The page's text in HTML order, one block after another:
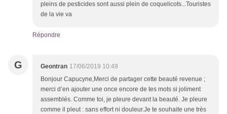
pleins de pesticides sont aussi plein de coquelicots...Touristes
de la vie va
Répondre
G Geontran 17/06/2019 10:49
Bonjour Capucyne,Merci de partager cette beauté revenue ;
merci d’en ajouter une once encore de tes mots si joliment
assemblés. Comme toi, je pleure devant la beauté. Je pleure
comme il pleut : sans effort ni douleur.Je te souhaite une très